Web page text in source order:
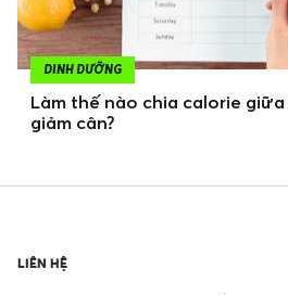
DINH DƯỠNG
Làm thế nào chia calorie
giảm cân?
LIÊN HỆ